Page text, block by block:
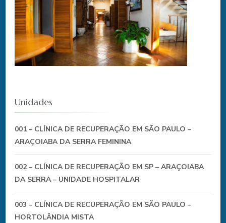
Unidades
001 – CLÍNICA DE RECUPERAÇÃO EM SÃO PAULO –
ARAÇOIABA DA SERRA FEMININA
002 – CLÍNICA DE RECUPERAÇÃO EM SP – ARAÇOIABA
DA SERRA – UNIDADE HOSPITALAR
003 – CLÍNICA DE RECUPERAÇÃO EM SÃO PAULO –
HORTOLÂNDIA MISTA